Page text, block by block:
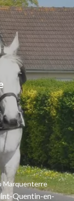
Marquenterre
Quentin-en-